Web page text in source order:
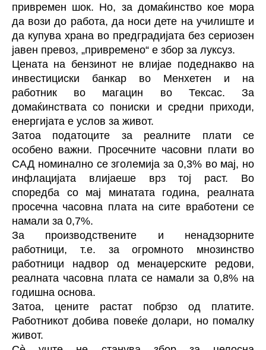
привремен шок. Но, за домаќинство кое мора
да вози до работа, да носи дете на училиште и
да купува храна во предградијата без сериозен
јавен превоз, „привремено“ е збор за луксуз.
Цената на бензинот не влијае подеднакво на
инвестициски банкар во Менхетен и на
работник во магацин во Тексас. За
домаќинствата со пониски и средни приходи,
енергијата е услов за живот.
Затоа податоците за реалните плати се
особено важни. Просечните часовни плати во
САД номинално се зголемија за 0,3% во мај, но
инфлацијата влијаеше врз тој раст. Во
споредба со мај минатата година, реалната
просечна часовна плата на сите вработени се
намали за 0,7%.
За производствените и ненадзорните
работници, т.е. за огромното мнозинство
работници надвор од менаџерските редови,
реалната часовна плата се намали за 0,8% на
годишна основа.
Затоа, цените растат побрзо од платите.
Работникот добива повеќе долари, но помалку
живот.